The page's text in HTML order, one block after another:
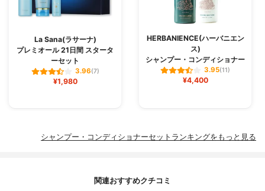
La Sana(ラサーナ)
プレミオール 21日間 スタータ
ーセット
3.96(7)
¥1,980
HERBANIENCE(ハーバニエン
ス)
シャンプー・コンディショナー
3.95(11)
¥4,400
シャンプー・コンディショナーセットランキングをもっと見る
関連おすすめクチコミ